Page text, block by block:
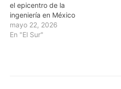
el epicentro de la
ingeniería en México
mayo 22, 2026
En "El Sur"